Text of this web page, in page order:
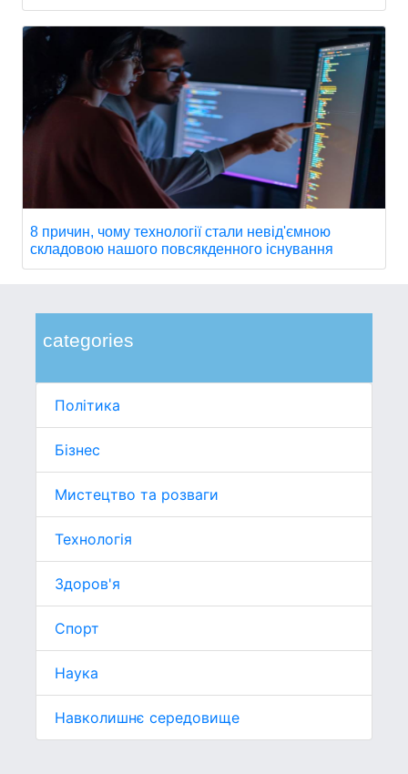
categories
Політика
Бізнес
Мистецтво та розваги
Технологія
Здоров'я
Спорт
Наука
Навколишнє середовище
8 причин, чому технології стали невід'ємною
складовою нашого повсякденного існування